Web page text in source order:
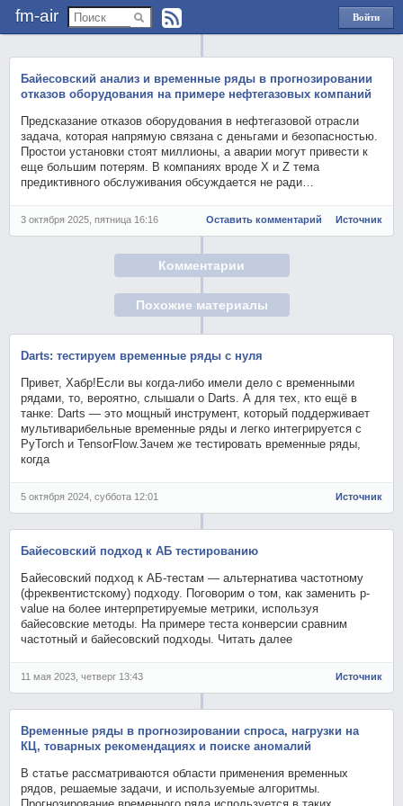
fm-air
Войти
через
Байесовский анализ и временные ряды в прогнозировании
отказов оборудования на примере нефтегазовых компаний
Предсказание отказов оборудования в нефтегазовой отрасли
задача, которая напрямую связана с деньгами и безопасностью.
Простои установки стоят миллионы, а аварии могут привести к
еще большим потерям. В компаниях вроде X и Z тема
предиктивного обслуживания обсуждается не ради…
3 октября 2025, пятница 16:16 Оставить комментарий Источник
Комментарии
Похожие материалы
Darts: тестируем временные ряды с нуля
Привет, Хабр!Если вы когда-либо имели дело с временными
рядами, то, вероятно, слышали о Darts. А для тех, кто ещё в
танке: Darts — это мощный инструмент, который поддерживает
мультиварибельные временные ряды и легко интегрируется с
PyTorch и TensorFlow.Зачем же тестировать временные ряды,
когда
5 октября 2024, суббота 12:01 Источник
Байесовский подход к АБ тестированию
Байесовский подход к АБ-тестам — альтернатива частотному
(фреквентистскому) подходу. Поговорим о том, как заменить p-
value на более интерпретируемые метрики, используя
байесовские методы. На примере теста конверсии сравним
частотный и байесовский подходы. Читать далее
11 мая 2023, четверг 13:43 Источник
Временные ряды в прогнозировании спроса, нагрузки на
КЦ, товарных рекомендациях и поиске аномалий
В статье рассматриваются области применения временных
рядов, решаемые задачи, и используемые алгоритмы.